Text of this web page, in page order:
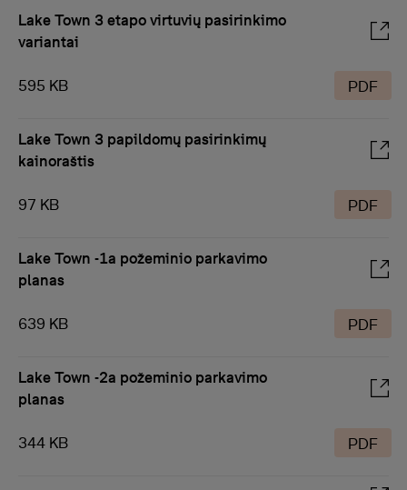
Lake Town 3 etapo virtuvių pasirinkimo
variantai
595 KB PDF
Lake Town 3 papildomų pasirinkimų
kainoraštis
97 KB PDF
Lake Town -1a požeminio parkavimo
planas
639 KB PDF
Lake Town -2a požeminio parkavimo
planas
344 KB PDF